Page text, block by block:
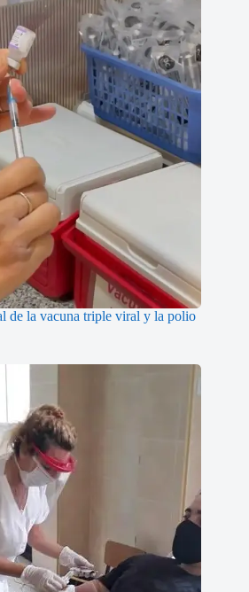
de la vacuna triple viral y la polio